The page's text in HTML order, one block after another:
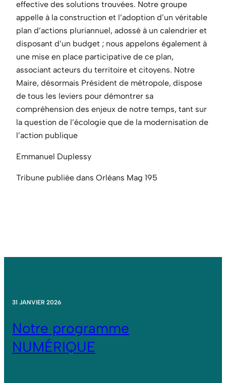
effective des solutions trouvées. Notre groupe
appelle à la construction et l’adoption d’un véritable
plan d’actions pluriannuel, adossé à un calendrier et
disposant d’un budget ; nous appelons également à
une mise en place participative de ce plan,
associant acteurs du territoire et citoyens. Notre
Maire, désormais Président de métropole, dispose
de tous les leviers pour démontrer sa
compréhension des enjeux de notre temps, tant sur
la question de l’écologie que de la modernisation de
l’action publique
Emmanuel Duplessy
Tribune publiée dans Orléans Mag 195
31 JANVIER 2026
Notre programme
NUMÉRIQUE